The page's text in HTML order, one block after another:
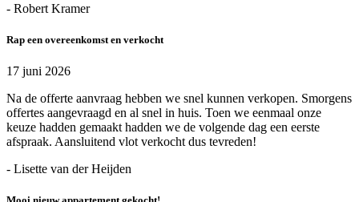
- Robert Kramer
Rap een overeenkomst en verkocht
17 juni 2026
Na de offerte aanvraag hebben we snel kunnen verkopen. Smorgens
offertes aangevraagd en al snel in huis. Toen we eenmaal onze
keuze hadden gemaakt hadden we de volgende dag een eerste
afspraak. Aansluitend vlot verkocht dus tevreden!
- Lisette van der Heijden